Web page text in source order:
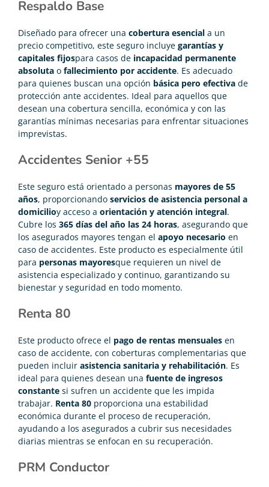
Respaldo Base
Diseñado para ofrecer una cobertura esencial a un
precio competitivo, este seguro incluye garantías y
capitales fijospara casos de incapacidad permanente
absoluta o fallecimiento por accidente. Es adecuado
para quienes buscan una opción básica pero efectiva de
protección ante accidentes. Ideal para aquellos que
desean una cobertura sencilla, económica y con las
garantías mínimas necesarias para enfrentar situaciones
imprevistas.
Accidentes Senior +55
Este seguro está orientado a personas mayores de 55
años, proporcionando servicios de asistencia personal a
domicilioy acceso a orientación y atención integral.
Cubre los 365 días del año las 24 horas, asegurando que
los asegurados mayores tengan el apoyo necesario en
caso de accidentes. Este producto es especialmente útil
para personas mayoresque requieren un nivel de
asistencia especializado y continuo, garantizando su
bienestar y seguridad en todo momento.
Renta 80
Este producto ofrece el pago de rentas mensuales en
caso de accidente, con coberturas complementarias que
pueden incluir asistencia sanitaria y rehabilitación. Es
ideal para quienes desean una fuente de ingresos
constante si sufren un accidente que les impida
trabajar. Renta 80 proporciona una estabilidad
económica durante el proceso de recuperación,
ayudando a los asegurados a cubrir sus necesidades
diarias mientras se enfocan en su recuperación.
PRM Conductor